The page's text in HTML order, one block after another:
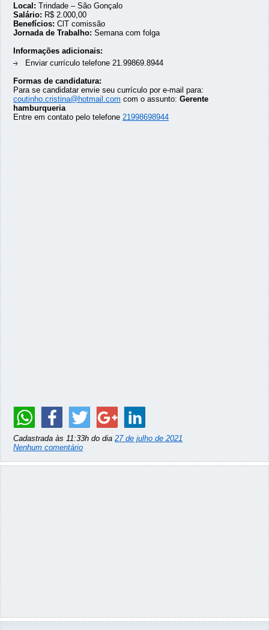
Local: Trindade – São Gonçalo
Salário: R$ 2.000,00
Benefícios: ClT comissão
Jornada de Trabalho: Semana com folga
Informações adicionais:
Enviar currículo telefone 21.99869.8944
Formas de candidatura:
Para se candidatar envie seu currículo por e-mail para:
coutinho.cristina@hotmail.com com o assunto: Gerente
hamburqueria
Entre em contato pelo telefone 21998698944
Cadastrada às 11:33h do dia 27 de julho de 2021
Nenhum comentário